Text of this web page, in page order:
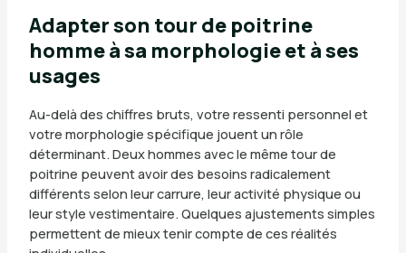
Adapter son tour de poitrine
homme à sa morphologie et à ses
usages
Au-delà des chiffres bruts, votre ressenti personnel et
votre morphologie spécifique jouent un rôle
déterminant. Deux hommes avec le même tour de
poitrine peuvent avoir des besoins radicalement
différents selon leur carrure, leur activité physique ou
leur style vestimentaire. Quelques ajustements simples
permettent de mieux tenir compte de ces réalités